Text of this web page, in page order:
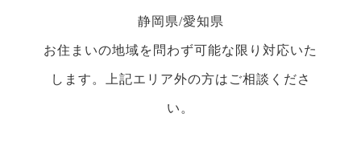
静岡県/愛知県
お住まいの地域を問わず可能な限り対応いた
します。上記エリア外の方はご相談くださ
い。